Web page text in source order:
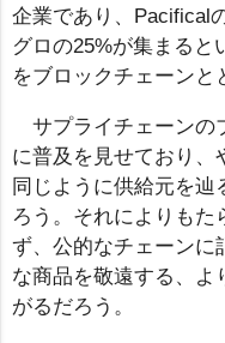
企業であり、Pacifical
グロの25%が集まると
をブロックチェーンと
サプライチェーンの
に普及を見せており、
同じように供給元を
ろう。それによりもた
ず、公的なチェーンに
な商品を敬遠する、よ
がるだろう。